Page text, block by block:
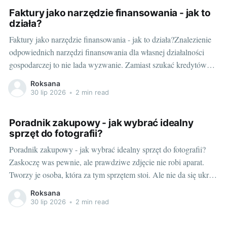
Faktury jako narzędzie finansowania - jak to
działa?
Faktury jako narzędzie finansowania - jak to działa?Znalezienie
odpowiednich narzędzi finansowania dla własnej działalności
gospodarczej to nie lada wyzwanie. Zamiast szukać kredytów
czy pożyczek, coraz częściej przedsiębiorcy szukają
alternatywnych rozwiązań. Jednym z nich jest sposób, który
Roksana
30 lip 2026 • 2 min read
Poradnik zakupowy - jak wybrać idealny
sprzęt do fotografii?
Poradnik zakupowy - jak wybrać idealny sprzęt do fotografii?
Zaskoczę was pewnie, ale prawdziwe zdjęcie nie robi aparat.
Tworzy je osoba, która za tym sprzętem stoi. Ale nie da się ukryć,
że odpowiedni sprzęt to podstawa. To tak, jak z gotowaniem.
Możemy stworzyć wspaniały obiad za pomocą najprostszych
Roksana
30 lip 2026 • 2 min read